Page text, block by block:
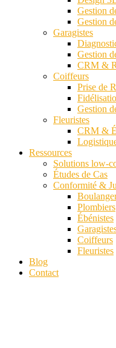
Gestion
Gestion
Garagistes
Gestion
CRM &
Coiffeurs
Prise de
Gestion
Fleuristes
CRM &
Ressources
Solutions low-
Études de Cas
Conformité &
Plombiers
Ébénistes
Coiffeurs
Fleuristes
Blog
Contact